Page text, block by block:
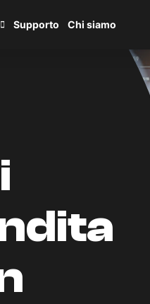
Supporto Chi siamo